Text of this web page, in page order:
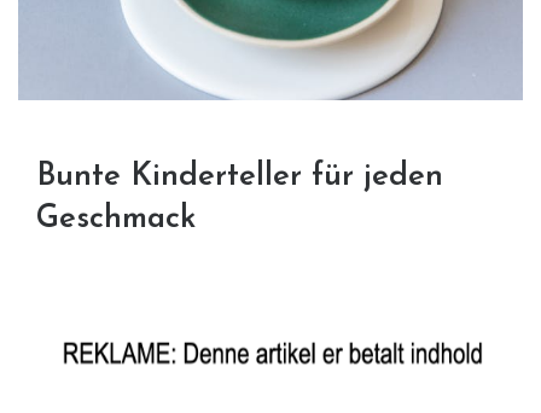
Bunte Kinderteller für jeden
Geschmack